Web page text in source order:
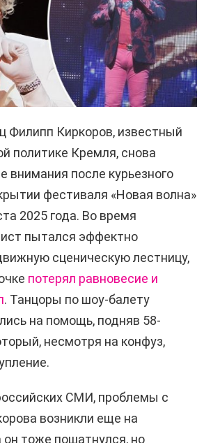
Филипп Киркоров, известный
политике Кремля, снова
внимания после курьезного
фестиваля «Новая волна»
2025 года. Во время
пытался эффектно
сценическую лестницу,
потерял равновесие и
. Танцоры по шоу-балету
на помощь, подняв 58-
несмотря на конфуз,
СМИ, проблемы с
возникли еще на
он тоже пошатнулся, но